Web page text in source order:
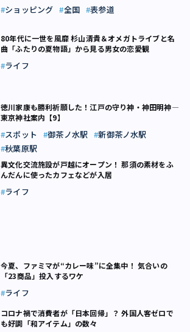
ショッピング 全国 表参道
80年代に一世を風靡 杉山清貴＆オメガトライブと名
曲「ふたりの夏物語」から見る男女の恋愛観
ライフ
徳川家康も勝利祈願した！江戸の守り神・神田明神―
東京神社案内【9】
スポット 御茶ノ水駅
新御茶ノ水駅
秋葉原駅
異文化交流施設が戸越にオープン！ 那須の素材をふ
んだんに使ったカフェなどが入居
ライフ
今夏、ファミマが“カレー味”に全集中！ 気合いの
「23商品」投入するワケ
ライフ
コロナ禍で消費者が「日本回帰」？ 外国人客ゼロで
も好調「和アイテム」の数々